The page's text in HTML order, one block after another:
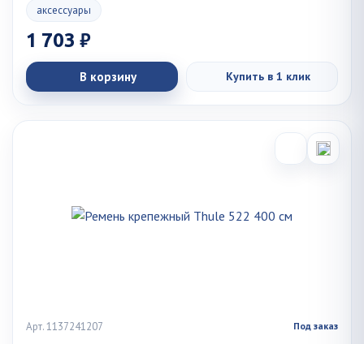
аксессуары
1 703 ₽
В корзину Купить в 1 клик
Арт. 1137241207 Под заказ